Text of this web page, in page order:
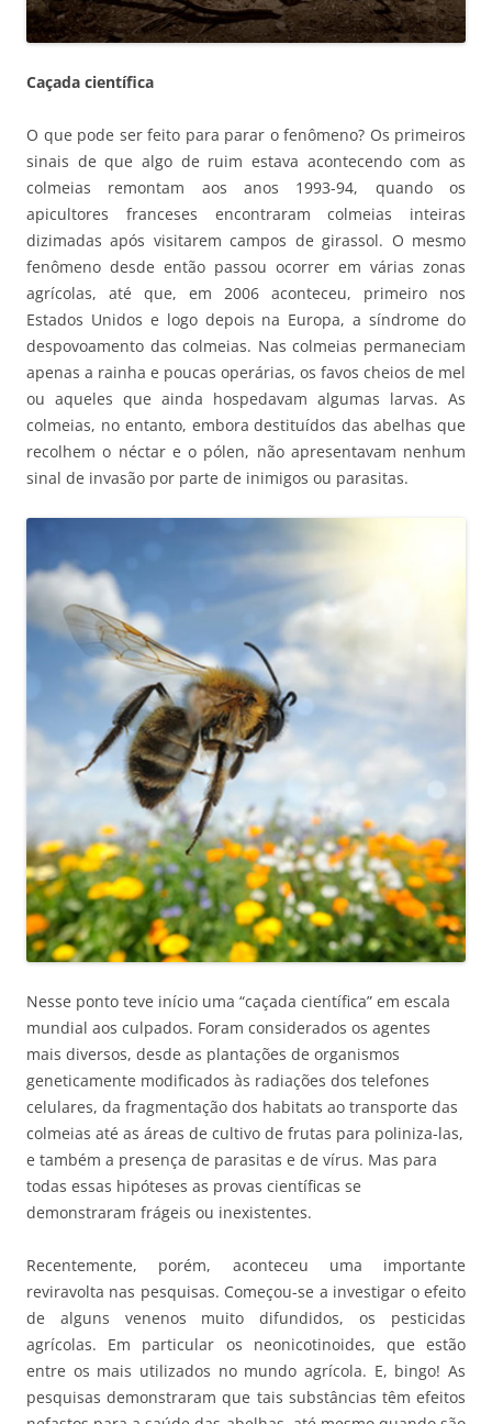
Caçada científica
O que pode ser feito para parar o fenômeno? Os primeiros
sinais de que algo de ruim estava acontecendo com as
colmeias remontam aos anos 1993-94, quando os
apicultores franceses encontraram colmeias inteiras
dizimadas após visitarem campos de girassol. O mesmo
fenômeno desde então passou ocorrer em várias zonas
agrícolas, até que, em 2006 aconteceu, primeiro nos
Estados Unidos e logo depois na Europa, a síndrome do
despovoamento das colmeias. Nas colmeias permaneciam
apenas a rainha e poucas operárias, os favos cheios de mel
ou aqueles que ainda hospedavam algumas larvas. As
colmeias, no entanto, embora destituídos das abelhas que
recolhem o néctar e o pólen, não apresentavam nenhum
sinal de invasão por parte de inimigos ou parasitas.
Nesse ponto teve início uma “caçada científica” em escala
mundial aos culpados. Foram considerados os agentes
mais diversos, desde as plantações de organismos
geneticamente modificados às radiações dos telefones
celulares, da fragmentação dos habitats ao transporte das
colmeias até as áreas de cultivo de frutas para poliniza-las,
e também a presença de parasitas e de vírus. Mas para
todas essas hipóteses as provas científicas se
demonstraram frágeis ou inexistentes.
Recentemente, porém, aconteceu uma importante
reviravolta nas pesquisas. Começou-se a investigar o efeito
de alguns venenos muito difundidos, os pesticidas
agrícolas. Em particular os neonicotinoides, que estão
entre os mais utilizados no mundo agrícola. E, bingo! As
pesquisas demonstraram que tais substâncias têm efeitos